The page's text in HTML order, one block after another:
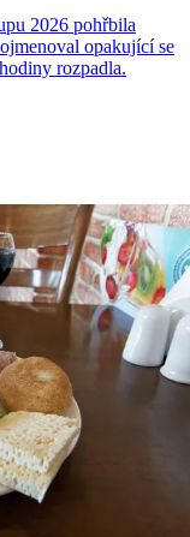
2026 pohřbila
opakující se
rozpadla.